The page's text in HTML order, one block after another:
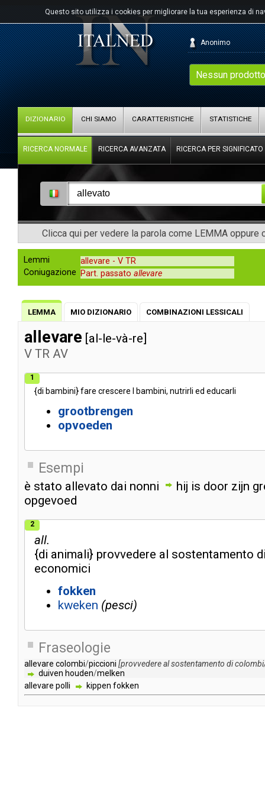
Questo sito utilizza i cookies per migliorare la tua esperienza di
Nessun
Anonimo
DIZIONARIO CHI SIAMO CARATTERISTICHE STATISTICHE
RICERCA NORMALE RICERCA AVANZATA RICERCA PER SIGNIFICATO
Clicca qui per vedere la parola come LEMMA oppure
Lemmi allevare - V TR
Coniugazione Part. passato allevare
LEMMA MIO DIZIONARIO COMBINAZIONI LESSICALI
allevare [al-le-và-re]
V TR AV
1
{di bambini}fare crescere bambini, nutrirli ed educarli
grootbrengen
opvoeden
Esempi
è stato allevato dai nonni hij is door zijn
opgevoed
2
all.
{di animali} provvedere al sostentamento
economici
fokken
kweken pesci
Fraseologie
allevare colombi/piccioni [provvederealsostentamento dicolombi
duiven houden/melken
allevare polli kippen fokken